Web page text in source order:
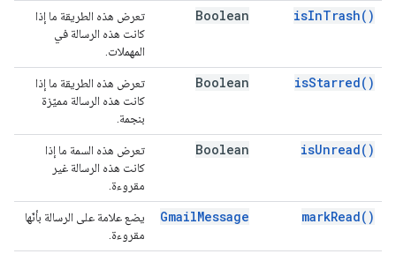
isInTrash( )
Boolean
تعرض هذه الطريقة ما إذا
كانت هذه الرسالة في
المهملات.
isStarred( )
Boolean
تعرض هذه الطريقة ما إذا
كانت هذه الرسالة مميّزة
بنجمة.
isUnread( )
Boolean
تعرض هذه السمة ما إذا
كانت هذه الرسالة غير
مقروءة.
markRead( )
GmailMessage
يضع علامة على الرسالة بأنّها
مقروءة.